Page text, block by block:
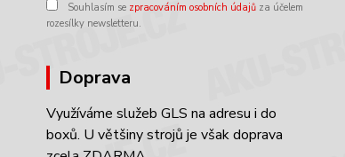
Souhlasím se zpracováním osobních údajů za účelem
rozesílky newsletteru.
Doprava
Využíváme služeb GLS na adresu i do
boxů. U většiny strojů je však doprava